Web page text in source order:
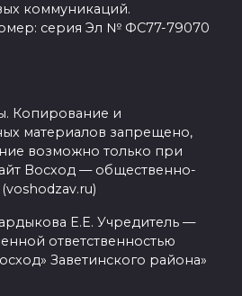
коммуникаций.
серия Эл № ФС77-79070
Копирование и
материалов запрещено,
возможно только при
Восход — общественно-
Е.Е. Учредитель —
ответственностью
Заветинского района»